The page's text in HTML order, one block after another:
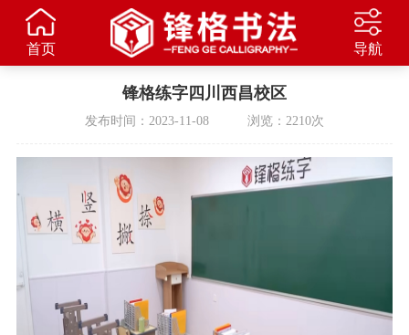
首页 导航
锋格练字四川西昌校区
发布时间：2023-11-08 浏览：2210次